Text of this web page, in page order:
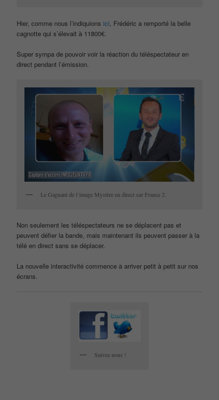
Hier, comme nous l’indiquions ici, Frédéric a remporté la belle
cagnotte qui s’élevait à 11800€.
Super sympa de pouvoir voir la réaction du téléspectateur en
direct pendant l’émission.
Le Gagnant de l’image Mystère en direct sur France 2.
Non seulement les téléspectateurs ne se déplacent pas et
peuvent défier la bande, mais maintenant ils peuvent passer à la
télé en direct sans se déplacer.
La nouvelle interactivité commence à arriver petit à petit sur nos
écrans.
Suivez nous !